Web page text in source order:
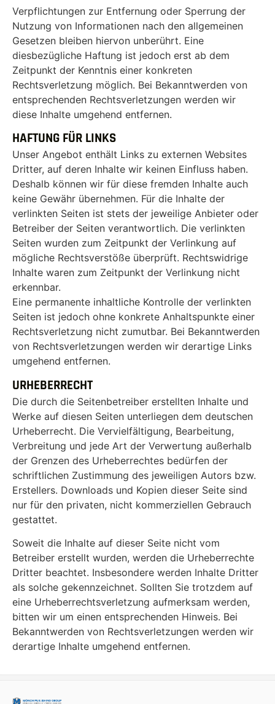
Verpflichtungen zur Entfernung oder Sperrung der
Nutzung von Informationen nach den allgemeinen
Gesetzen bleiben hiervon unberührt. Eine
diesbezügliche Haftung ist jedoch erst ab dem
Zeitpunkt der Kenntnis einer konkreten
Rechtsverletzung möglich. Bei Bekanntwerden von
entsprechenden Rechtsverletzungen werden wir
diese Inhalte umgehend entfernen.
HAFTUNG FÜR LINKS
Unser Angebot enthält Links zu externen Websites
Dritter, auf deren Inhalte wir keinen Einfluss haben.
Deshalb können wir für diese fremden Inhalte auch
keine Gewähr übernehmen. Für die Inhalte der
verlinkten Seiten ist stets der jeweilige Anbieter oder
Betreiber der Seiten verantwortlich. Die verlinkten
Seiten wurden zum Zeitpunkt der Verlinkung auf
mögliche Rechtsverstöße überprüft. Rechtswidrige
Inhalte waren zum Zeitpunkt der Verlinkung nicht
erkennbar.
Eine permanente inhaltliche Kontrolle der verlinkten
Seiten ist jedoch ohne konkrete Anhaltspunkte einer
Rechtsverletzung nicht zumutbar. Bei Bekanntwerden
von Rechtsverletzungen werden wir derartige Links
umgehend entfernen.
URHEBERRECHT
Die durch die Seitenbetreiber erstellten Inhalte und
Werke auf diesen Seiten unterliegen dem deutschen
Urheberrecht. Die Vervielfältigung, Bearbeitung,
Verbreitung und jede Art der Verwertung außerhalb
der Grenzen des Urheberrechtes bedürfen der
schriftlichen Zustimmung des jeweiligen Autors bzw.
Erstellers. Downloads und Kopien dieser Seite sind
nur für den privaten, nicht kommerziellen Gebrauch
gestattet.
Soweit die Inhalte auf dieser Seite nicht vom
Betreiber erstellt wurden, werden die Urheberrechte
Dritter beachtet. Insbesondere werden Inhalte Dritter
als solche gekennzeichnet. Sollten Sie trotzdem auf
eine Urheberrechtsverletzung aufmerksam werden,
bitten wir um einen entsprechenden Hinweis. Bei
Bekanntwerden von Rechtsverletzungen werden wir
derartige Inhalte umgehend entfernen.